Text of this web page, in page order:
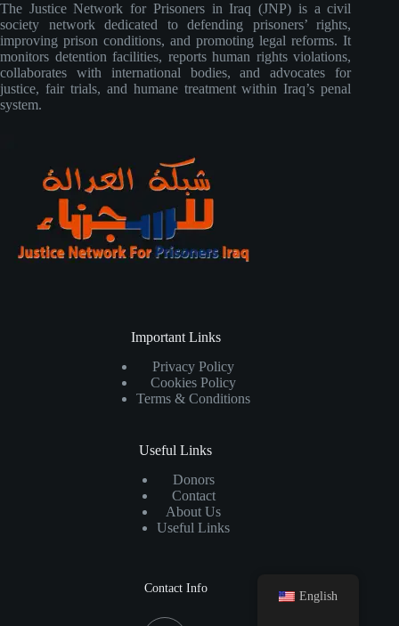
The Justice Network for Prisoners in Iraq (JNP) is a civil
society network dedicated to defending prisoners’ rights,
improving prison conditions, and promoting legal reforms. It
monitors detention facilities, reports human rights violations,
collaborates with international bodies, and advocates for
justice, fair trials, and humane treatment within Iraq’s penal
system.
Important Links
Privacy Policy
Cookies Policy
Terms & Conditions
Useful Links
Donors
Contact
About Us
Useful Links
Contact Info
English